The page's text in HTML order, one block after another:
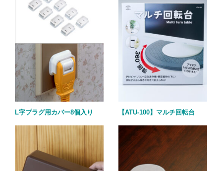
L字プラグ用カバー8個入り 【ATU-100】マルチ回転台